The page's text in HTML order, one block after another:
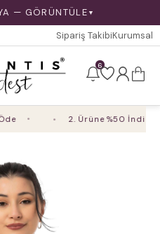
— GÖRÜNTÜLE ▼
Sipariş TakibiKurumsal
6
2. Ürüne %50 İndirim